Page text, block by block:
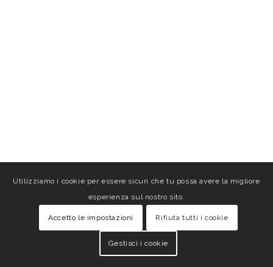
Utilizziamo i cookie per essere sicuri che tu possa avere la migliore
esperienza sul nostro sito.
Accetto le impostazioni Rifiuta tutti i cookie
Gestisci i cookie